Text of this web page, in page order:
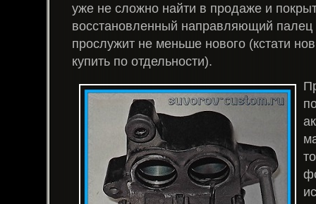
уже не сложно найти в продаже и
восстановленный направляющий палец
прослужит не меньше нового (кстати
купить по отдельности).